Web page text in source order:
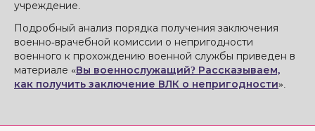
учреждение.
Подробный анализ порядка получения заключения
военно-врачебной комиссии о непригодности
военного к прохождению военной службы приведен в
материале «Вы военнослужащий? Рассказываем,
как получить заключение ВЛК о непригодности».